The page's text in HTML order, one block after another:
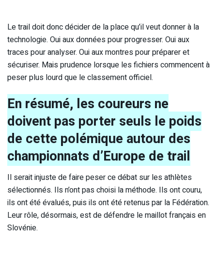
Le trail doit donc décider de la place qu’il veut donner à la
technologie. Oui aux données pour progresser. Oui aux
traces pour analyser. Oui aux montres pour préparer et
sécuriser. Mais prudence lorsque les fichiers commencent à
peser plus lourd que le classement officiel.
En résumé, les coureurs ne
doivent pas porter seuls le poids
de cette polémique autour des
championnats d’Europe de trail
Il serait injuste de faire peser ce débat sur les athlètes
sélectionnés. Ils n’ont pas choisi la méthode. Ils ont couru,
ils ont été évalués, puis ils ont été retenus par la Fédération.
Leur rôle, désormais, est de défendre le maillot français en
Slovénie.